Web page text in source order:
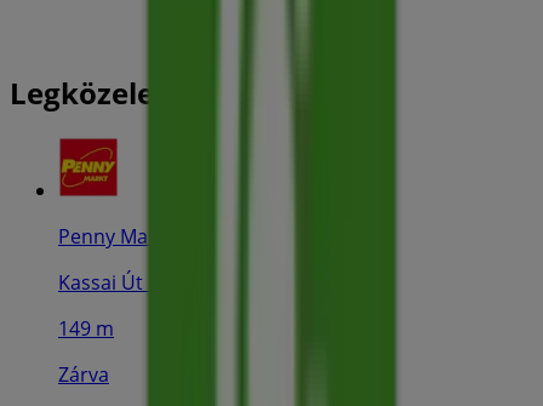
Legközelebbi üzletek
Penny Market
Kassai Út 15., Szikszó
149 m
Zárva